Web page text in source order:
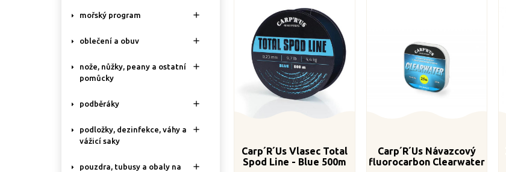
mořský program 
oblečení a obuv 
nože, nůžky, peany a ostatní
pomůcky

podběráky 
podložky, dezinfekce, váhy a
vážicí saky

pouzdra, tubusy a obaly na

Carp´R´Us Vlasec Total
Spod Line - Blue 500m
Carp´R´Us Návazcový
fluorocarbon Clearwater